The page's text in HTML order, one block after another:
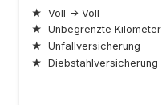
★ Voll → Voll
★ Unbegrenzte Kilometer
★ Unfallversicherung
★ Diebstahlversicherung